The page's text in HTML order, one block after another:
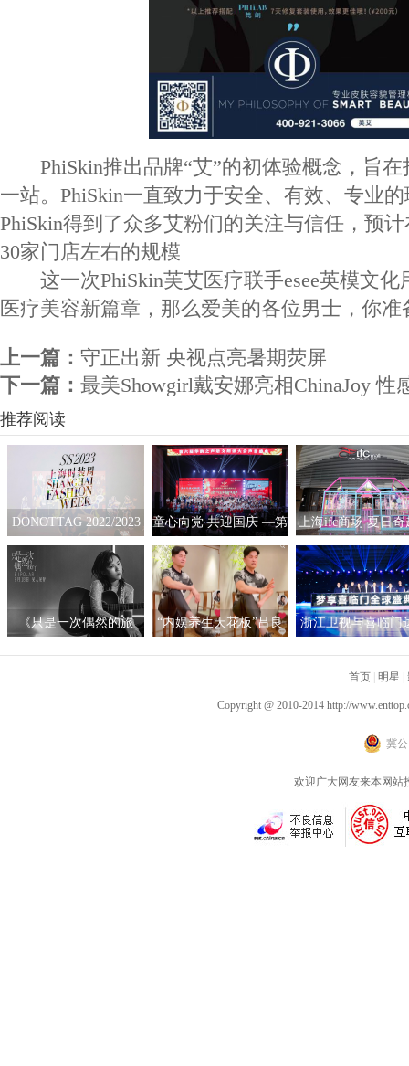
PhiSkin推出品牌“艾”的初体验概念，旨在
一站。PhiSkin一直致力于安全、有效、专业
PhiSkin得到了众多艾粉们的关注与信任，预
30家门店左右的规模
这一次PhiSkin芙艾医疗联手esee英模文化
医疗美容新篇章，那么爱美的各位男士，你准
上一篇： 守正出新 央视点亮暑期荧屏
下一篇： 最美Showgirl戴安娜亮相ChinaJoy 性
推荐阅读
DONOTTAG 2022/2023
时装创意秀开启，众星
携手开启时髦新篇章
童心向党 共迎国庆 —第
六届“华韵之声”语文朗
读大会总展演在京隆重
举行
上海ifc商场 夏日奇
拟互动艺术展
《只是一次偶然的旅
“内娱养生天花板”吕良
已是极限
浙江卫视与喜临门
新营销模式
首页 明星
Copyright @ 2010-2014 http://
冀公
欢迎广大网友来本网站